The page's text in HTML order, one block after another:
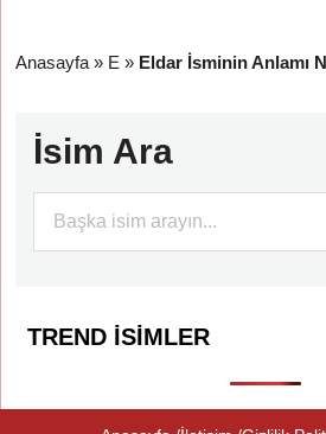
Anasayfa » E » Eldar İsminin Anlamı
İsim Ara
TREND İSIMLER